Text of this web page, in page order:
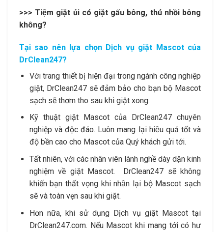
>>>Tiệm giặt ủi có giặt gấu bông, thú nhồi bông
không?
Tại sao nên lựa chọn Dịch vụ giặt Mascot của
DrClean247?
Với trang thiết bị hiện đại trong ngành công nghiệp
giặt, DrClean247 sẽ đảm bảo cho bạn bộ Mascot
sạch sẽ thơm tho sau khi giặt xong.
Kỹ thuật giặt Mascot của DrClean247 chuyên
nghiệp và độc đáo. Luôn mang lại hiệu quả tốt và
độ bền cao cho Mascot của Quý khách gửi tới.
Tất nhiên, với các nhân viên lành nghề dày dặn kinh
nghiệm về giặt Mascot. DrClean247 sẽ không
khiến bạn thất vọng khi nhận lại bộ Mascot sạch
sẽ và toàn vẹn sau khi giặt.
Hơn nữa, khi sử dụng Dịch vụ giặt Mascot tại
DrClean247.com. Nếu Mascot khi mang tới có hư